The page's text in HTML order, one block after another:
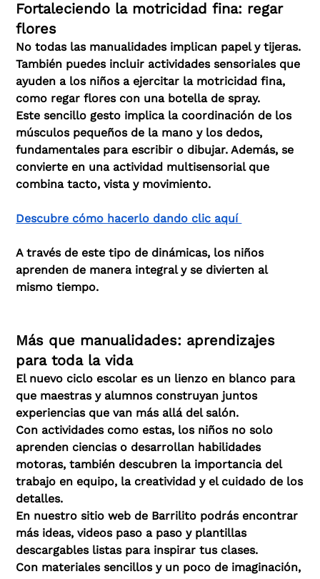
Fortaleciendo la motricidad fina: regar
flores
No todas las manualidades implican papel y tijeras.
También puedes incluir actividades sensoriales que
ayuden a los niños a ejercitar la motricidad fina,
como regar flores con una botella de spray.
Este sencillo gesto implica la coordinación de los
músculos pequeños de la mano y los dedos,
fundamentales para escribir o dibujar. Además, se
convierte en una actividad multisensorial que
combina tacto, vista y movimiento.
Descubre cómo hacerlo dando clic aquí
A través de este tipo de dinámicas, los niños
aprenden de manera integral y se divierten al
mismo tiempo.
Más que manualidades: aprendizajes
para toda la vida
El nuevo ciclo escolar es un lienzo en blanco para
que maestras y alumnos construyan juntos
experiencias que van más allá del salón.
Con actividades como estas, los niños no solo
aprenden ciencias o desarrollan habilidades
motoras, también descubren la importancia del
trabajo en equipo, la creatividad y el cuidado de los
detalles.
En nuestro sitio web de Barrilito podrás encontrar
más ideas, videos paso a paso y plantillas
descargables listas para inspirar tus clases.
Con materiales sencillos y un poco de imaginación,